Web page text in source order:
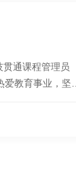
通课程管理员
教育事业，坚决
程研发工作。 3.